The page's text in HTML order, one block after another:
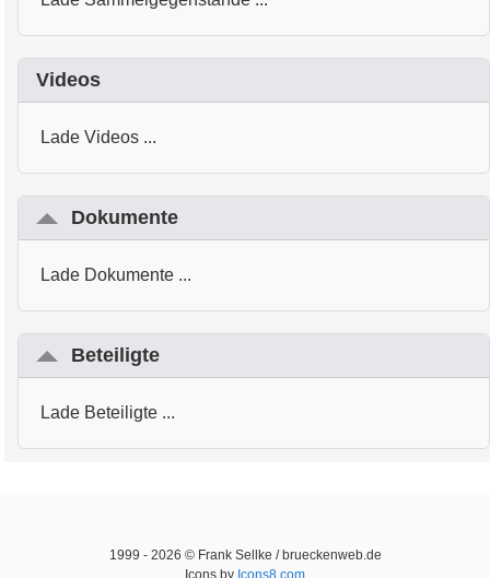
Videos
Lade Videos ...
Dokumente
Lade Dokumente ...
Beteiligte
Lade Beteiligte ...
1999 - 2026 © Frank Sellke / brueckenweb.de